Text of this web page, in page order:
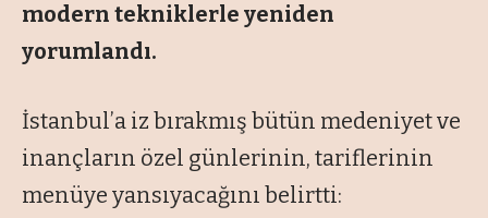
modern tekniklerle yeniden
yorumlandı.
İstanbul’a iz bırakmış bütün medeniyet ve
inançların özel günlerinin, tariflerinin
menüye yansıyacağını belirtti: